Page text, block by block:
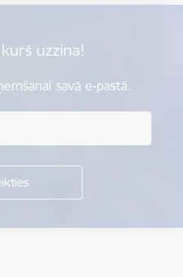
uzzina!
savā e-pastā.